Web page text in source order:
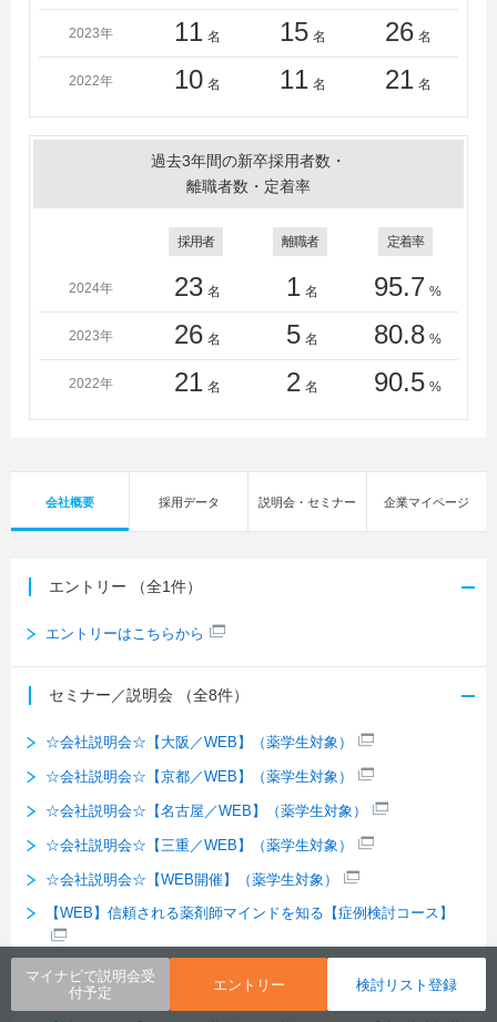
マイナビで説明会受
付予定
エントリー 検討リスト登録
2023年 11 名 15 名 26 名
2022年 10 名 11 名 21 名
過去3年間の新卒採用者数・
離職者数・定着率
採用者 離職者 定着率
2024年 23 名 1 名 95.7 %
2023年 26 名 5 名 80.8 %
2022年 21 名 2 名 90.5 %
会社概要 採用データ 説明会・セミナー 企業マイページ
エントリー （全1件）
エントリーはこちらから
セミナー／説明会 （全8件）
☆会社説明会☆【大阪／WEB】（薬学生対象）
☆会社説明会☆【京都／WEB】（薬学生対象）
☆会社説明会☆【名古屋／WEB】（薬学生対象）
☆会社説明会☆【三重／WEB】（薬学生対象）
☆会社説明会☆【WEB開催】（薬学生対象）
【WEB】信頼される薬剤師マインドを知る【症例検討コース】
【WEB】転職者の声から理解を深める【業界・企業研究コース】